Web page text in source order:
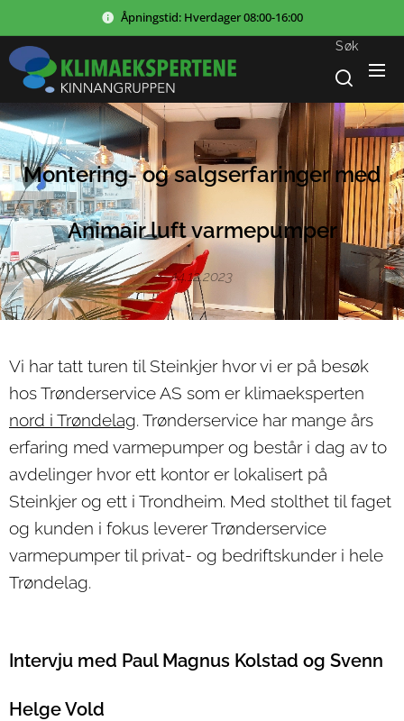
Åpningstid: Hverdager08:00-16:00
Søk
Montering- og salgserfaringer med
Animair luft varmepumper
14.12.2023
Vi har tatt turen til Steinkjer hvor vi er på besøk
hos Trønderservice AS som er klimaeksperten
nord i Trøndelag. Trønderservice har mange års
erfaring med varmepumper og består i dag av to
avdelinger hvor ett kontor er lokalisert på
Steinkjer og ett i Trondheim. Med stolthet til faget
og kunden i fokus leverer Trønderservice
varmepumper til privat- og bedriftskunder i hele
Trøndelag.
Intervju med Paul Magnus Kolstad og Svenn
Helge Vold